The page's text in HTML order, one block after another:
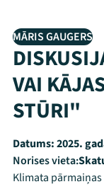
MĀRIS GAUGERS
VAI
STŪRI"
Datums:2025.
Norises vieta:
Klimata